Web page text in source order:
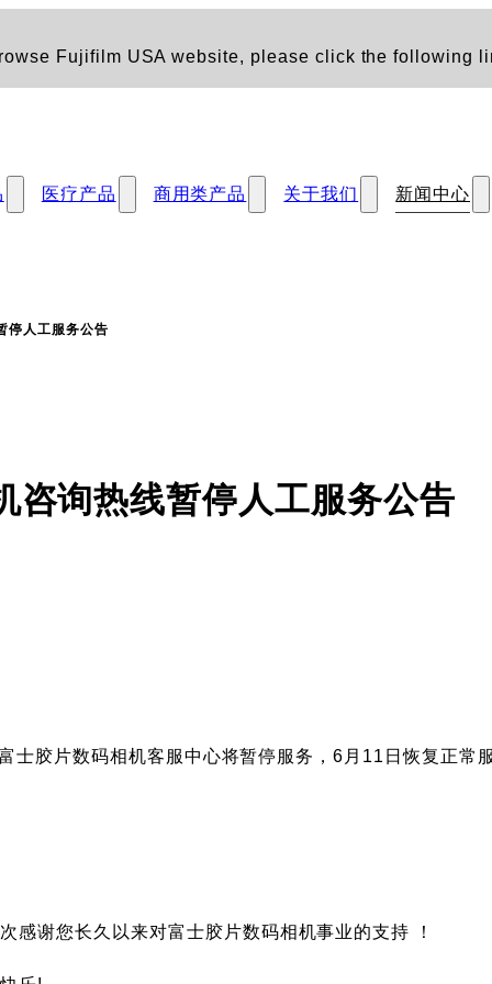
Fujifilm USA website, please click the following
医疗产品 商用类产品 关于我们 新闻中心
停人工服务公告
咨询热线暂停人工服务公告
士胶片数码相机客服中心将暂停服务，6月11日恢复正常
感谢您长久以来对富士胶片数码相机事业的支持 ！